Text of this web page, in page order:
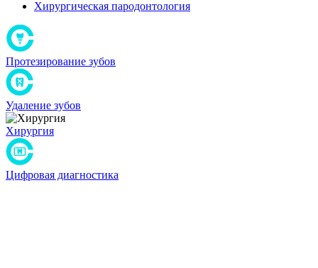
Хирургическая пародонтология
Протезирование зубов
Удаление зубов
Хирургия
Цифровая диагностика